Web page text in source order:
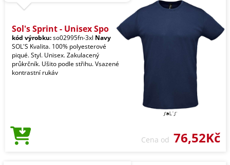
Sol's Sprint - Unisex Spo
kód výrobku:so02995fn-3xl Navy
SOL'S Kvalita. 100% polyesterové
piqué. Styl. Unisex. Zakulacený
průkrčník. Ušito podle střihu. Vsazené
kontrastní rukáv
Cena od 76,52Kč